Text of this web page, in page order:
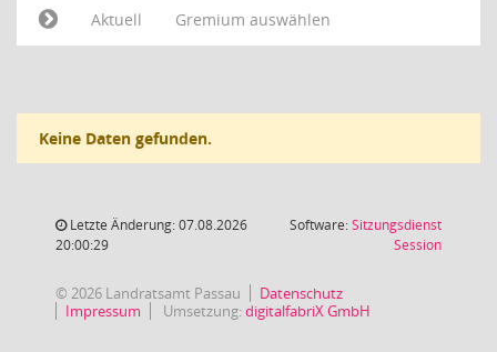
Aktuell
Gremium auswählen
Keine Daten gefunden.
Letzte Änderung: 07.08.2026
20:00:29
Software:Sitzungsdienst
Session(Wird in
© 2026 Landratsamt Passau
Datenschutz
Impressum
Umsetzung:digitalfabriX GmbH